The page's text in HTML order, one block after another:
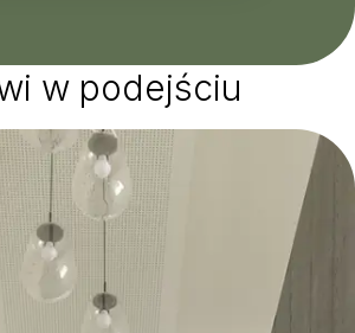
w podejściu